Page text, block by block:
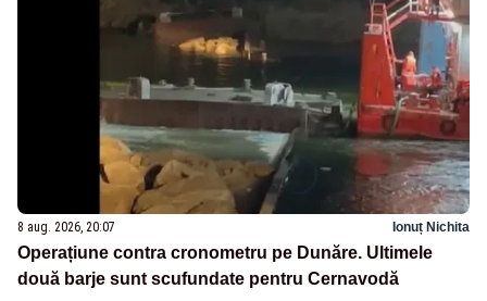
8 aug. 2026, 20:07 Ionuț Nichita
Operațiune contra cronometru pe Dunăre. Ultimele
două barje sunt scufundate pentru Cernavodă